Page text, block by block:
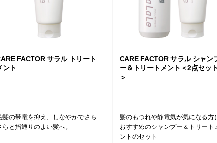
FACTOR サラル トリート
ント
髪の帯電を抑え、しなやかでさら
らと指通りのよい髪へ。
CARE FACTOR サラル シャン
ー＆トリートメント＜2点セット
＞
髪のもつれや静電気が気になる方
おすすめのシャンプー＆トリート
ントのセット